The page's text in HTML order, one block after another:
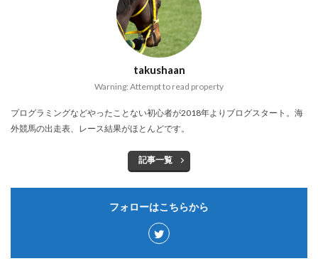
takushaan
Warning: Attempt to read property
プログラミングなどやったことない初心者が2018年よりブログスタート。海
外競馬の出走表、レース結果がほとんどです。
記事一覧
フォローはこちらから